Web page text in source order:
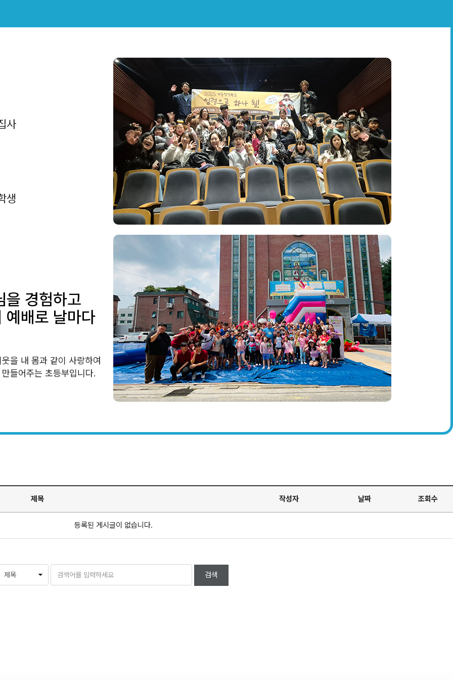
사
생
을 경험하고
예배로 날마다
을 내 몸과 같이 사랑하여
들어주는 초등부입니다.
제목 작성자 날짜 조회수
등록된 게시글이 없습니다.
검색